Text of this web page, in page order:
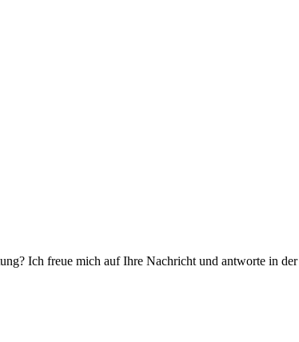
Ich freue mich auf Ihre Nachricht und antworte in